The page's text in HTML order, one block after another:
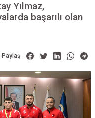
Yılmaz,
başarılı olan
Paylaş